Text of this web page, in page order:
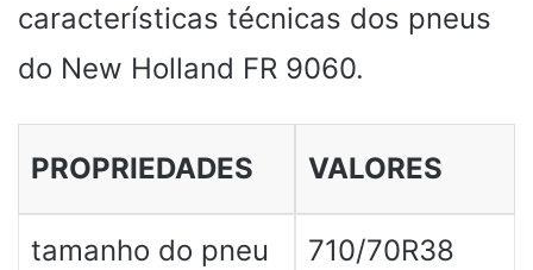
características técnicas dos pneus
do New Holland FR 9060.
PROPRIEDADES VALORES
tamanho do pneu 710/70R38